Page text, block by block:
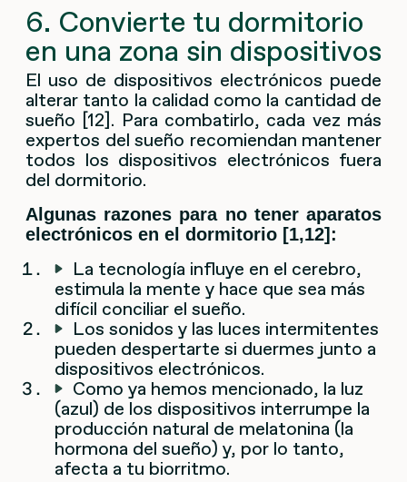
6. Convierte tu dormitorio
en una zona sin dispositivos
El uso de dispositivos electrónicos puede
alterar tanto la calidad como la cantidad de
sueño [12]. Para combatirlo, cada vez más
expertos del sueño recomiendan mantener
todos los dispositivos electrónicos fuera
del dormitorio.
Algunas razones para no tener aparatos
electrónicos en el dormitorio [1,12]:
La tecnología influye en el cerebro,
estimula la mente y hace que sea más
difícil conciliar el sueño.
Los sonidos y las luces intermitentes
pueden despertarte si duermes junto a
dispositivos electrónicos.
Como ya hemos mencionado, la luz
(azul) de los dispositivos interrumpe la
producción natural de melatonina (la
hormona del sueño) y, por lo tanto,
afecta a tu biorritmo.